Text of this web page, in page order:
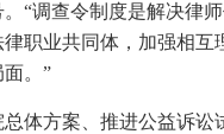
“调查令制度是解决律
职业共同体，加强相
。”
体方案、推进公益诉讼